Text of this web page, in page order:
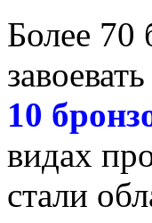
Более 70
10
видах
стали